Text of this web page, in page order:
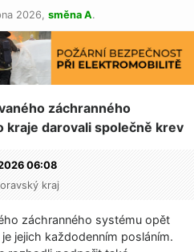
2026, směna A.
záchranného
darovali společně krev
06:08
kraj
záchranného systému opět
jejich každodenním posláním.